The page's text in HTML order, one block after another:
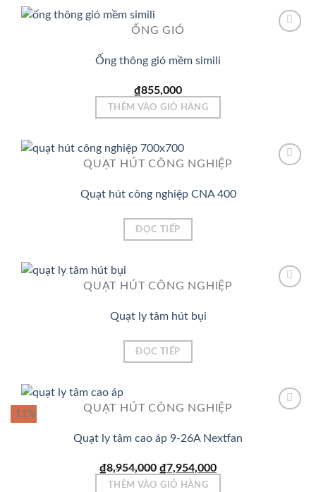
ỐNG GIÓ
Ống thông gió mềm simili
₫855,000
THÊM VÀO GIỎ HÀNG
QUẠT HÚT CÔNG NGHIỆP
Quạt hút công nghiệp CNA 400
ĐỌC TIẾP
QUẠT HÚT CÔNG NGHIỆP
Quạt ly tâm hút bụi
ĐỌC TIẾP
-11% QUẠT HÚT CÔNG NGHIỆP
Quạt ly tâm cao áp 9-26A Nextfan
₫8,954,000 Giá
gốc
là:
₫7,954,000Giá
hiện
THÊM VÀO GIỎ HÀNG